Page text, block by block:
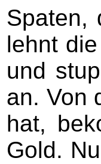
Spaten,
lehnt
und
an. Von
hat,
Gold.